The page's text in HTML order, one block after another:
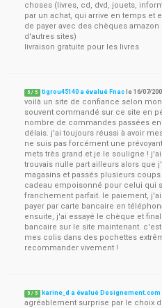
choses (livres, cd, dvd, jouets,
par un achat, qui arrive en temps et
de payer avec des chèques
d'autres sites)
livraison gratuite pour les livres
5 / 5 tigrou45140 a évalué Fnac le16/07/
voilà un site de confiance selon
souvent commandé sur ce site en
nombre de commandes passées
délais. j'ai toujours réussi à avoir
ne suis pas forcément une
mets très grand et je le souligne !
trouvais nulle part ailleurs alors que
magasins et passés plusieurs
cadeau empoisonné pour celui qui
franchement parfait. le paiement,
payer par carte bancaire en
ensuite, j'ai essayé le chèque et
bancaire sur le site maintenant.
mes colis dans des pochettes
recommander vivement !
5 / 5 karine_d a évalué Designement.com
agréablement surprise par le choix